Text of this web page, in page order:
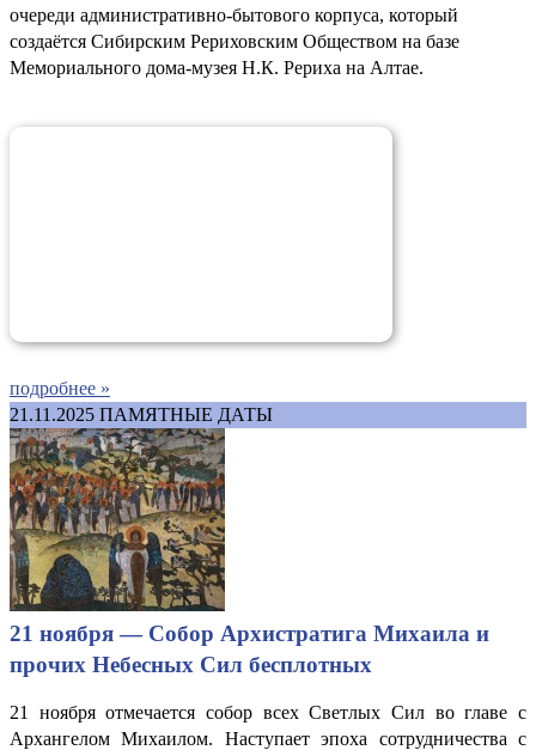
очереди административно-бытового корпуса, который
создаётся Сибирским Рериховским Обществом на базе
Мемориального дома-музея Н.К. Рериха на Алтае.
подробнее »
21.11.2025 ПАМЯТНЫЕ ДАТЫ
21 ноября — Собор Архистратига Михаила и
прочих Небесных Сил бесплотных
21 ноября отмечается собор всех Светлых Сил во главе с
Архангелом Михаилом. Наступает эпоха сотрудничества с